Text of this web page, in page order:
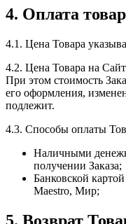
4. Оплата
4.1. Цена Товара
4.2. Цена Товара на
При этом стоимость
его оформления,
подлежит.
4.3. Способы оплаты
Наличными
получении Заказа;
Банковской
Maestro, Мир;
5. Возврат